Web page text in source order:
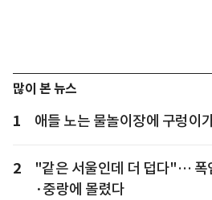
많이 본 뉴스
1 애들 노는 물놀이장에 구렁이
2
"같은 서울인데 더 덥다"… 폭
·중랑에 몰렸다